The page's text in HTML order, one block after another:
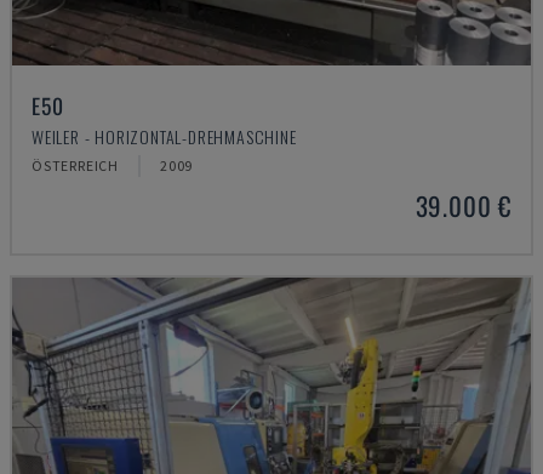
E50
WEILER - HORIZONTAL-DREHMASCHINE
ÖSTERREICH 2009
39.000 €